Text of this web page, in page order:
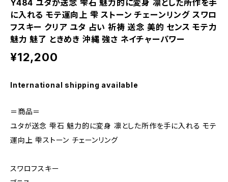
Y484 ユタが送念 雫石 魅力的に変身 凛とした所作を手
に入れる モテ運向上 雫 ストーン チェーンリング スワロ
フスキー クリア ユタ 占い 祈祷 送念 美的 センス モテ力
魅力 魅了 ときめき 沖縄 強さ ネイチャーパワー
¥12,200
International shipping available
＝商品＝
ユタが送念 雫石 魅力的に変身 凛とした所作を手に入れる モテ
運向上 雫ストーン チェーンリング
スワロフスキー